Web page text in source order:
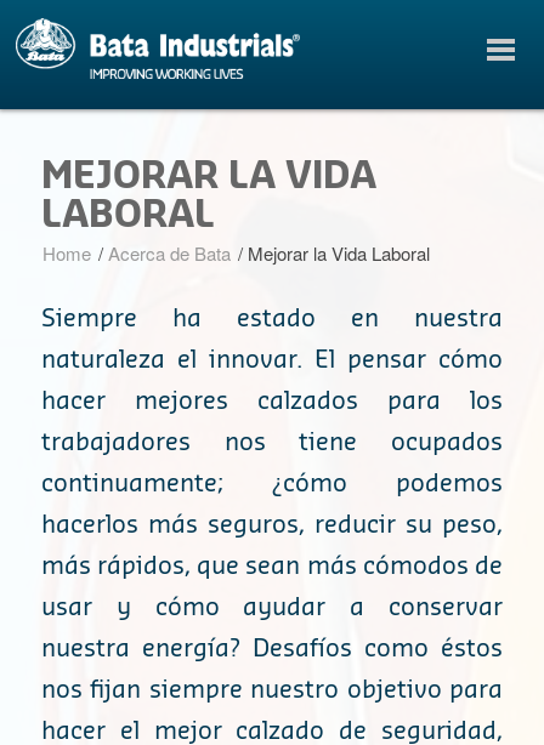
MEJORAR LA VIDA
LABORAL
Home / Acerca de Bata / Mejorar la Vida Laboral
Siempre ha estado en nuestra
naturaleza el innovar. El pensar cómo
hacer mejores calzados para los
trabajadores nos tiene ocupados
continuamente; ¿cómo podemos
hacerlos más seguros, reducir su peso,
más rápidos, que sean más cómodos de
usar y cómo ayudar a conservar
nuestra energía? Desafíos como éstos
nos fijan siempre nuestro objetivo para
hacer el mejor calzado de seguridad,